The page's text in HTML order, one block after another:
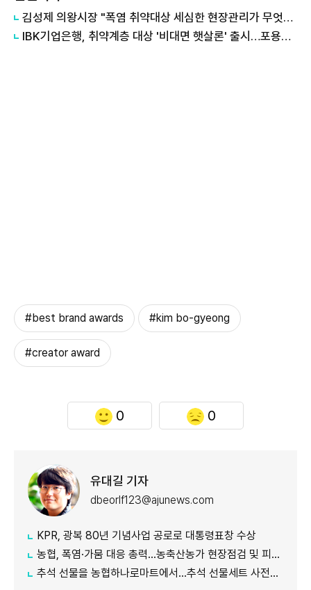
김성제 의왕시장 "폭염 취약대상 세심한 현장관리가 무엇보다 중요"
IBK기업은행, 취약계층 대상 '비대면 햇살론' 출시…포용금융 확대
#best brand awards #kim bo-gyeong
#creator award
0 0
유대길 기자
dbeorlf123@ajunews.com
KPR, 광복 80년 기념사업 공로로 대통령표창 수상
농협, 폭염·가뭄 대응 총력...농축산농가 현장점검 및 피해 예방 강화
추석 선물을 농협하나로마트에서…추석 선물세트 사전예약 실시